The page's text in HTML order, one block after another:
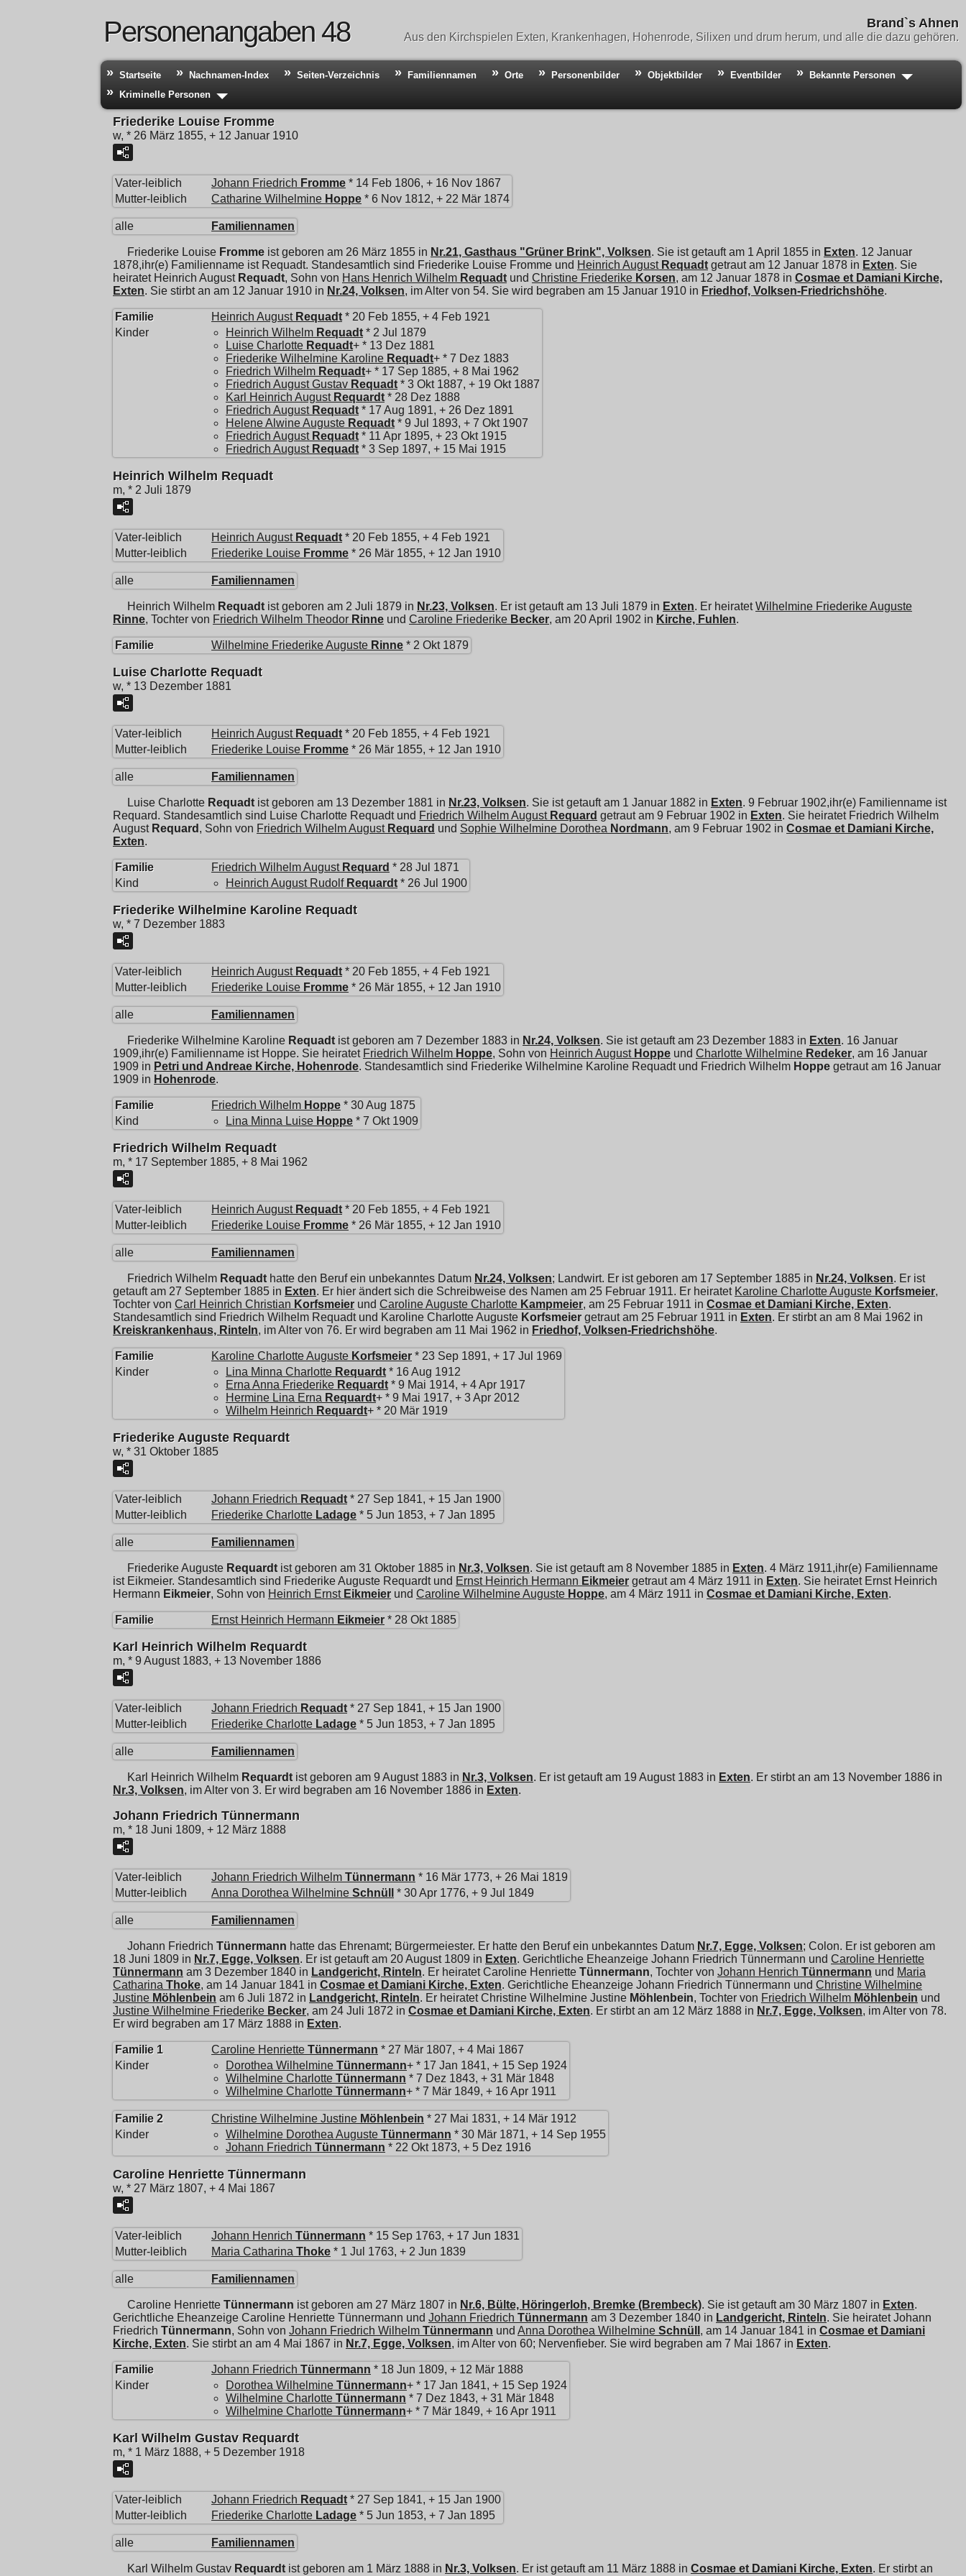
Brand`s Ahnen
Aus den Kirchspielen Exten, Krankenhagen, Hohenrode, Silixen und drum herum, und alle die dazu gehören.
Personenangaben 48
Startseite Nachnamen-Index Seiten-Verzeichnis Familiennamen Orte Personenbilder Objektbilder Eventbilder
Bekannte Personen
Kriminelle Personen
Friederike Louise Fromme
w, * 26 März 1855, + 12 Januar 1910
Vater-leiblich Johann Friedrich Fromme * 14 Feb 1806, + 16 Nov 1867
Mutter-leiblich
Catharine Wilhelmine Hoppe * 6 Nov 1812, + 22 Mär 1874
alle Familiennamen
Friederike Louise Fromme ist geboren am 26 März 1855 in Nr.21, Gasthaus "Grüner Brink", Volksen. Sie ist getauft am 1 April 1855 in Exten. 12 Januar
1878,ihr(e) Familienname ist Requadt. Standesamtlich sind Friederike Louise Fromme und Heinrich August Requadt getraut am 12 Januar 1878 in Exten. Sie
heiratet Heinrich August Requadt, Sohn von Hans Henrich Wilhelm Requadt und Christine Friederike Korsen, am 12 Januar 1878 in Cosmae et Damiani Kirche,
Exten. Sie stirbt an am 12 Januar 1910 in Nr.24, Volksen, im Alter von 54. Sie wird begraben am 15 Januar 1910 in Friedhof, Volksen-Friedrichshöhe.
Familie Heinrich August Requadt * 20 Feb 1855, + 4 Feb 1921
Kinder
Heinrich Wilhelm Requadt * 2 Jul 1879
Luise Charlotte Requadt+ * 13 Dez 1881
Friederike Wilhelmine Karoline Requadt+ * 7 Dez 1883
Friedrich Wilhelm Requadt+ * 17 Sep 1885, + 8 Mai 1962
Friedrich August Gustav Requadt * 3 Okt 1887, + 19 Okt 1887
Karl Heinrich August Requardt * 28 Dez 1888
Friedrich August Requadt * 17 Aug 1891, + 26 Dez 1891
Helene Alwine Auguste Requadt * 9 Jul 1893, + 7 Okt 1907
Friedrich August Requadt * 11 Apr 1895, + 23 Okt 1915
Friedrich August Requadt * 3 Sep 1897, + 15 Mai 1915
Heinrich Wilhelm Requadt
m, * 2 Juli 1879
Vater-leiblich Heinrich August Requadt * 20 Feb 1855, + 4 Feb 1921
Mutter-leiblich
Friederike Louise Fromme * 26 Mär 1855, + 12 Jan 1910
alle Familiennamen
Heinrich Wilhelm Requadt ist geboren am 2 Juli 1879 in Nr.23, Volksen. Er ist getauft am 13 Juli 1879 in Exten. Er heiratetWilhelmine Friederike Auguste
Rinne, Tochter von Friedrich Wilhelm Theodor Rinne und Caroline Friederike Becker, am 20 April 1902 in Kirche, Fuhlen.
Familie Wilhelmine Friederike Auguste Rinne * 2 Okt 1879
Luise Charlotte Requadt
w, * 13 Dezember 1881
Vater-leiblich Heinrich August Requadt * 20 Feb 1855, + 4 Feb 1921
Mutter-leiblich
Friederike Louise Fromme * 26 Mär 1855, + 12 Jan 1910
alle Familiennamen
Luise Charlotte Requadt ist geboren am 13 Dezember 1881 in Nr.23, Volksen. Sie ist getauft am 1 Januar 1882 in Exten. 9 Februar 1902,ihr(e) Familienname ist
Requard. Standesamtlich sind Luise Charlotte Requadt und Friedrich Wilhelm August Requard getraut am 9 Februar 1902 in Exten. Sie heiratet Friedrich Wilhelm
August Requard , Sohn von Friedrich Wilhelm August Requard und Sophie Wilhelmine Dorothea Nordmann, am 9 Februar 1902 in Cosmae et Damiani Kirche,
Exten.
Familie Friedrich Wilhelm August Requard * 28 Jul 1871
Kind
Heinrich August Rudolf Requardt * 26 Jul 1900
Friederike Wilhelmine Karoline Requadt
w, * 7 Dezember 1883
Vater-leiblich Heinrich August Requadt * 20 Feb 1855, + 4 Feb 1921
Mutter-leiblich
Friederike Louise Fromme * 26 Mär 1855, + 12 Jan 1910
alle Familiennamen
Friederike Wilhelmine Karoline Requadt ist geboren am 7 Dezember 1883 in Nr.24, Volksen. Sie ist getauft am 23 Dezember 1883 in Exten. 16 Januar
1909,ihr(e) Familienname ist Hoppe. Sie heiratet Friedrich Wilhelm Hoppe, Sohn von Heinrich August Hoppe und Charlotte Wilhelmine Redeker, am 16 Januar
1909 in Petri und Andreae Kirche, Hohenrode. Standesamtlich sind Friederike Wilhelmine Karoline Requadt und Friedrich Wilhelm Hoppe getraut am 16 Januar
1909 in Hohenrode.
Familie Friedrich Wilhelm Hoppe * 30 Aug 1875
Kind
Lina Minna Luise Hoppe * 7 Okt 1909
Friedrich Wilhelm Requadt
m, * 17 September 1885, + 8 Mai 1962
Vater-leiblich Heinrich August Requadt * 20 Feb 1855, + 4 Feb 1921
Mutter-leiblich
Friederike Louise Fromme * 26 Mär 1855, + 12 Jan 1910
alle Familiennamen
Friedrich Wilhelm Requadt hatte den Beruf ein unbekanntes Datum Nr.24, Volksen; Landwirt. Er ist geboren am 17 September 1885 in Nr.24, Volksen. Er ist
getauft am 27 September 1885 in Exten. Er hier ändert sich die Schreibweise des Namen am 25 Februar 1911. Er heiratet Karoline Charlotte Auguste Korfsmeier,
Tochter von Carl Heinrich Christian Korfsmeier und Caroline Auguste Charlotte Kampmeier, am 25 Februar 1911 in Cosmae et Damiani Kirche, Exten.
Standesamtlich sind Friedrich Wilhelm Requadt und Karoline Charlotte Auguste Korfsmeier getraut am 25 Februar 1911 in Exten. Er stirbt an am 8 Mai 1962 in
Kreiskrankenhaus, Rinteln, im Alter von 76. Er wird begraben am 11 Mai 1962 in Friedhof, Volksen-Friedrichshöhe.
Familie Karoline Charlotte Auguste Korfsmeier * 23 Sep 1891, + 17 Jul 1969
Kinder
Lina Minna Charlotte Requardt * 16 Aug 1912
Erna Anna Friederike Requardt * 9 Mai 1914, + 4 Apr 1917
Hermine Lina Erna Requardt+ * 9 Mai 1917, + 3 Apr 2012
Wilhelm Heinrich Requardt+ * 20 Mär 1919
Friederike Auguste Requardt
w, * 31 Oktober 1885
Vater-leiblich Johann Friedrich Requadt * 27 Sep 1841, + 15 Jan 1900
Mutter-leiblich
Friederike Charlotte Ladage * 5 Jun 1853, + 7 Jan 1895
alle Familiennamen
Friederike Auguste Requardt ist geboren am 31 Oktober 1885 in Nr.3, Volksen. Sie ist getauft am 8 November 1885 in Exten. 4 März 1911,ihr(e) Familienname
ist Eikmeier. Standesamtlich sind Friederike Auguste Requardt und Ernst Heinrich Hermann Eikmeier getraut am 4 März 1911 in Exten. Sie heiratet Ernst Heinrich
Hermann Eikmeier, Sohn von Heinrich Ernst Eikmeier und Caroline Wilhelmine Auguste Hoppe, am 4 März 1911 in Cosmae et Damiani Kirche, Exten.
Familie Ernst Heinrich Hermann Eikmeier * 28 Okt 1885
Karl Heinrich Wilhelm Requardt
m, * 9 August 1883, + 13 November 1886
Vater-leiblich Johann Friedrich Requadt * 27 Sep 1841, + 15 Jan 1900
Mutter-leiblich
Friederike Charlotte Ladage * 5 Jun 1853, + 7 Jan 1895
alle Familiennamen
Karl Heinrich Wilhelm Requardt ist geboren am 9 August 1883 in Nr.3, Volksen. Er ist getauft am 19 August 1883 in Exten. Er stirbt an am 13 November 1886 in
Nr.3, Volksen, im Alter von 3. Er wird begraben am 16 November 1886 in Exten.
Johann Friedrich Tünnermann
m, * 18 Juni 1809, + 12 März 1888
Vater-leiblich Johann Friedrich Wilhelm Tünnermann * 16 Mär 1773, + 26 Mai 1819
Mutter-leiblich
Anna Dorothea Wilhelmine Schnüll * 30 Apr 1776, + 9 Jul 1849
alle Familiennamen
Johann Friedrich Tünnermann hatte das Ehrenamt; Bürgermeiester. Er hatte den Beruf ein unbekanntes Datum Nr.7, Egge, Volksen; Colon. Er ist geboren am
18 Juni 1809 in Nr.7, Egge, Volksen. Er ist getauft am 20 August 1809 in Exten. Gerichtliche Eheanzeige Johann Friedrich Tünnermann und Caroline Henriette
Tünnermann am 3 Dezember 1840 in Landgericht, Rinteln. Er heiratetCaroline Henriette Tünnermann, Tochter von Johann Henrich Tünnermann und Maria
Catharina Thoke, am 14 Januar 1841 in Cosmae et Damiani Kirche, Exten. Gerichtliche Eheanzeige Johann Friedrich Tünnermann und Christine Wilhelmine
Justine Möhlenbein am 6 Juli 1872 in Landgericht, Rinteln. Er heiratetChristine Wilhelmine Justine Möhlenbein, Tochter von Friedrich Wilhelm Möhlenbein und
Justine Wilhelmine Friederike Becker, am 24 Juli 1872 in Cosmae et Damiani Kirche, Exten. Er stirbt an am 12 März 1888 in Nr.7, Egge, Volksen, im Alter von 78.
Er wird begraben am 17 März 1888 in Exten.
Familie 1 Caroline Henriette Tünnermann * 27 Mär 1807, + 4 Mai 1867
Kinder
Dorothea Wilhelmine Tünnermann+ * 17 Jan 1841, + 15 Sep 1924
Wilhelmine Charlotte Tünnermann * 7 Dez 1843, + 31 Mär 1848
Wilhelmine Charlotte Tünnermann+ * 7 Mär 1849, + 16 Apr 1911
Familie 2 Christine Wilhelmine Justine Möhlenbein * 27 Mai 1831, + 14 Mär 1912
Kinder
Wilhelmine Dorothea Auguste Tünnermann * 30 Mär 1871, + 14 Sep 1955
Johann Friedrich Tünnermann * 22 Okt 1873, + 5 Dez 1916
Caroline Henriette Tünnermann
w, * 27 März 1807, + 4 Mai 1867
Vater-leiblich Johann Henrich Tünnermann * 15 Sep 1763, + 17 Jun 1831
Mutter-leiblich
Maria Catharina Thoke * 1 Jul 1763, + 2 Jun 1839
alle Familiennamen
Caroline Henriette Tünnermann ist geboren am 27 März 1807 in Nr.6, Bülte, Höringerloh, Bremke (Brembeck). Sie ist getauft am 30 März 1807 in Exten.
Gerichtliche Eheanzeige Caroline Henriette Tünnermann und Johann Friedrich Tünnermann am 3 Dezember 1840 in Landgericht, Rinteln. Sie heiratetJohann
Friedrich Tünnermann, Sohn von Johann Friedrich Wilhelm Tünnermann und Anna Dorothea Wilhelmine Schnüll , am 14 Januar 1841 in Cosmae et Damiani
Kirche, Exten. Sie stirbt an am 4 Mai 1867 in Nr.7, Egge, Volksen, im Alter von 60; Nervenfieber. Sie wird begraben am 7 Mai 1867 in Exten.
Familie Johann Friedrich Tünnermann * 18 Jun 1809, + 12 Mär 1888
Kinder
Dorothea Wilhelmine Tünnermann+ * 17 Jan 1841, + 15 Sep 1924
Wilhelmine Charlotte Tünnermann * 7 Dez 1843, + 31 Mär 1848
Wilhelmine Charlotte Tünnermann+ * 7 Mär 1849, + 16 Apr 1911
Karl Wilhelm Gustav Requardt
m, * 1 März 1888, + 5 Dezember 1918
Vater-leiblich Johann Friedrich Requadt * 27 Sep 1841, + 15 Jan 1900
Mutter-leiblich
Friederike Charlotte Ladage * 5 Jun 1853, + 7 Jan 1895
alle Familiennamen
Karl Wilhelm Gustav Requardt ist geboren am 1 März 1888 in Nr.3, Volksen. Er ist getauft am 11 März 1888 in Cosmae et Damiani Kirche, Exten. Er stirbt an